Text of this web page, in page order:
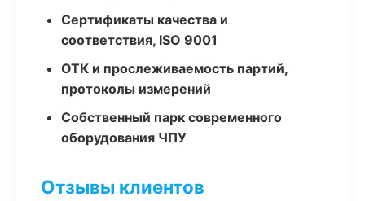
Сертификаты качества и
соответствия, ISO 9001
ОТК и прослеживаемость партий,
протоколы измерений
Собственный парк современного
оборудования ЧПУ
Отзывы клиентов